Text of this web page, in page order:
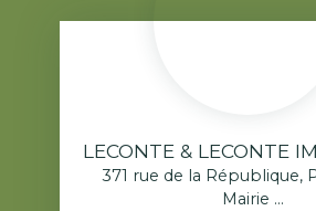
LECONTE & LECONTE
371 rue de la République,
Mairie